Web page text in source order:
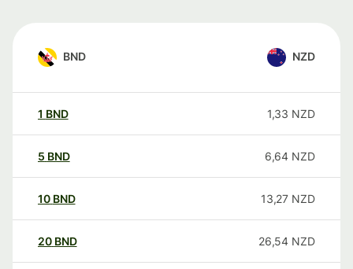
BND NZD
1 BND 1,33 NZD
5 BND 6,64 NZD
10 BND 13,27 NZD
20 BND 26,54 NZD